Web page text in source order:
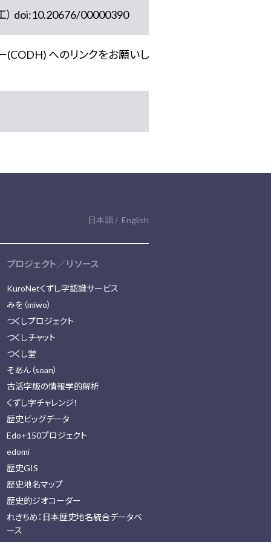
） doi:10.20676/00000390
(CODH) へのリンクをお願いし
日本語 English
プロジェクト／リソース
KuroNetくずし字認識サービス
みを（miwo）
つくしプロジェクト
つくしチャット
つくし堂
そあん（soan）
古活字版の情報学的解析
くずし字チャレンジ！
歴史ビッグデータ
Edo+150プロジェクト
edomi
歴史GIS
歴史地名マップ
歴史的ジオコーダー
れきちめ：日本歴史地名統合データベ
ース